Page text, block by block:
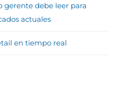
gerente debe leer para
actuales
en tiempo real